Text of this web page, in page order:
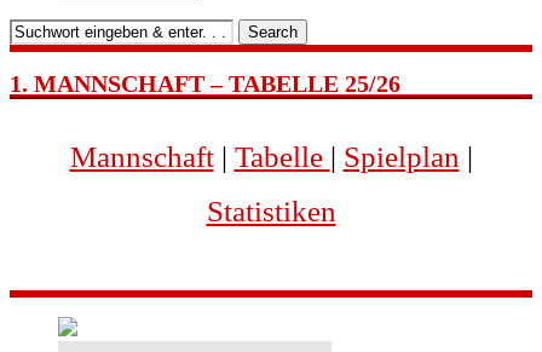
Search
1. MANNSCHAFT – TABELLE 25/26
Mannschaft| Tabelle | Spielplan |
Statistiken